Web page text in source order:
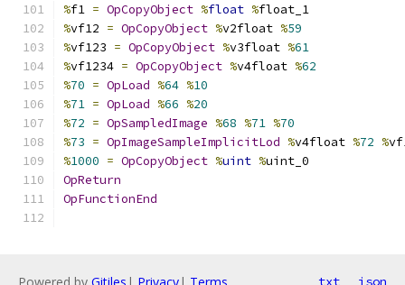
%f1 = OpCopyObject %float %float_1
%vf12 = OpCopyObject %v2float %59
%vf123 = OpCopyObject %v3float %61
%vf1234 = OpCopyObject %v4float %62
%70 = OpLoad %64 %10
%71 = OpLoad %66 %20
%72 = OpSampledImage %68 %71 %70
%73 = OpImageSampleImplicitLod %v4float %72 %
%1000 = OpCopyObject %uint %uint_0
OpReturn
OpFunctionEnd
txt json